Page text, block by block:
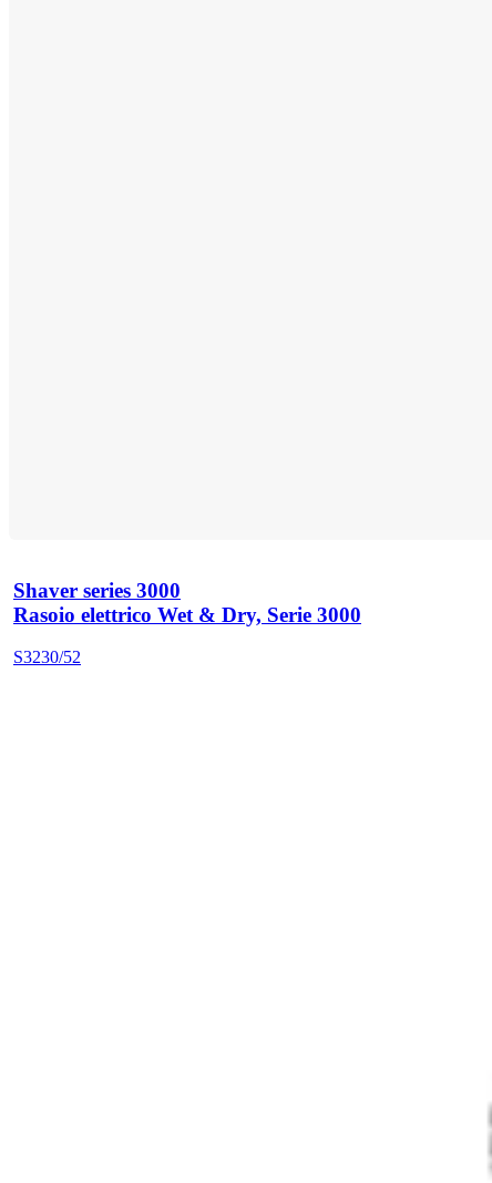
Shaver series 3000
Rasoio elettrico Wet & Dry, Serie 3000
S3230/52